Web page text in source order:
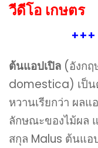
วีดีโอ เกษตร
+++
ต้นแอปเปิล (อังก
domestica) เป็น
หวานเรียกว่า ผล
ลักษณะของไม้ผล
สกุล Malus ต้นแอ